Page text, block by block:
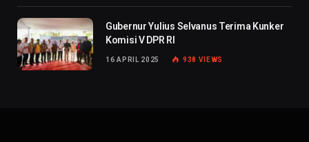
Gubernur Yulius Selvanus Terima Kunker
Komisi V DPR RI
16 APRIL 2025 938 VIEWS